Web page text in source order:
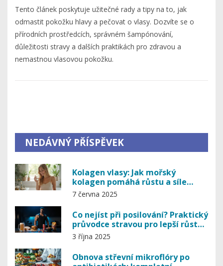
Tento článek poskytuje užitečné rady a tipy na to, jak
odmastit pokožku hlavy a pečovat o vlasy. Dozvíte se o
přírodních prostředcích, správném šampónování,
důležitosti stravy a dalších praktikách pro zdravou a
nemastnou vlasovou pokožku.
NEDÁVNÝ PŘÍSPĚVEK
Kolagen vlasy: Jak mořský
kolagen pomáhá růstu a síle
vlasů
7 června 2025
Co nejíst při posilování? Praktický
průvodce stravou pro lepší růst
svalů
3 října 2025
Obnova střevní mikroflóry po